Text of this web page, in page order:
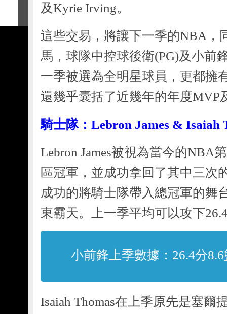
及Kyrie Irving。
這些交易，將讓下一季的NBA，
馬，球隊中控球後衛(PG)及小前
一季被選為全明星球員，更都擁
還幾乎囊括了近幾年的年度MVP
騎士隊：Lebron James & Isaiah
Lebron James被視為當今的NBA
區冠軍，並成功拿回了其中三次
成功的將騎士隊帶入總冠軍的舞
東霸天。上一季平均可以攻下
小前鋒上季數據：26.4分
Isaiah Thomas在上季原先是塞爾